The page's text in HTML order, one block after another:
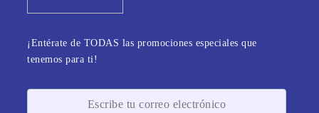
¡Entérate de TODAS las promociones especiales que
tenemos para ti!